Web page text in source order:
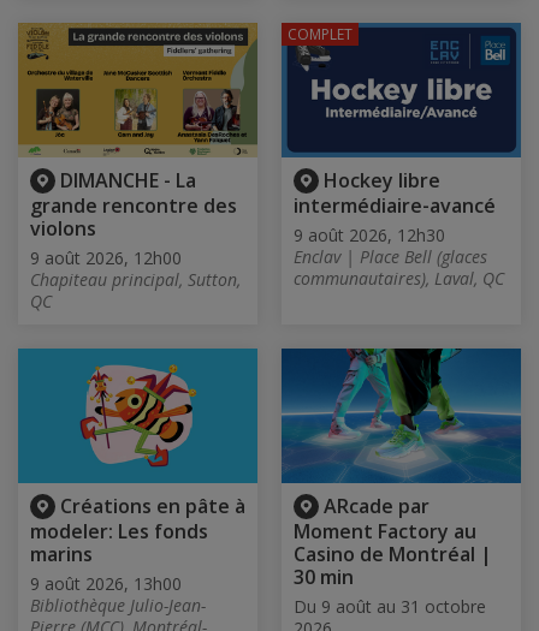
DIMANCHE - La
grande rencontre des
violons
9 août 2026, 12h00
Chapiteau principal, Sutton,
QC
Hockey libre
intermédiaire-avancé
9 août 2026, 12h30
Enclav | Place Bell (glaces
communautaires), Laval, QC
COMPLET
Créations en pâte à
modeler: Les fonds
marins
9 août 2026, 13h00
Bibliothèque Julio-Jean-
ARcade par
Moment Factory au
Casino de Montréal |
30 min
Du 9 août au 31 octobre